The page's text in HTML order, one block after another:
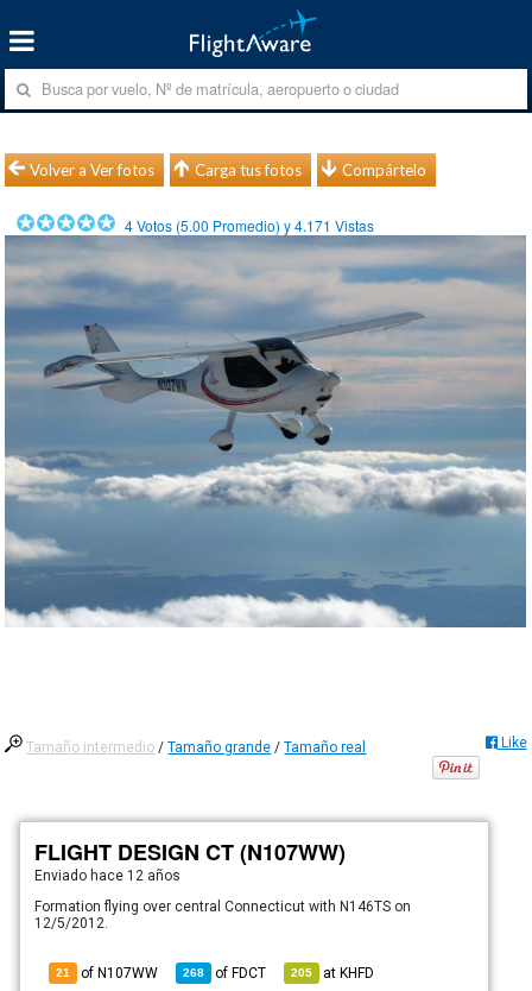
Volver a Ver fotos Carga tus fotos Compártelo
4Votos (5.00 Promedio) y4.171 Vistas
Tamaño intermedio /Tamaño grande /Tamaño real Like
FLIGHT DESIGN CT (N107WW)
Enviado hace 12 años
Formation flying over central Connecticut with N146TS on
12/5/2012.
21 of N107WW 268 ofFDCT 205 atKHFD